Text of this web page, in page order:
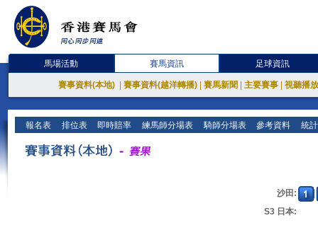
馬場活動 賽馬資訊 足球資訊
賽事資料(本地) 賽事資料(越洋轉播) 賽馬新聞 主要賽事 視聽播
報名表 排位表 即時賠率 練馬師分場表 騎師分場表 參考資料 統
沙田:
S3 日本: